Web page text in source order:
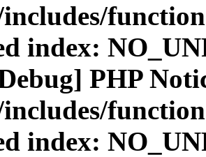
index:
PHP
index: